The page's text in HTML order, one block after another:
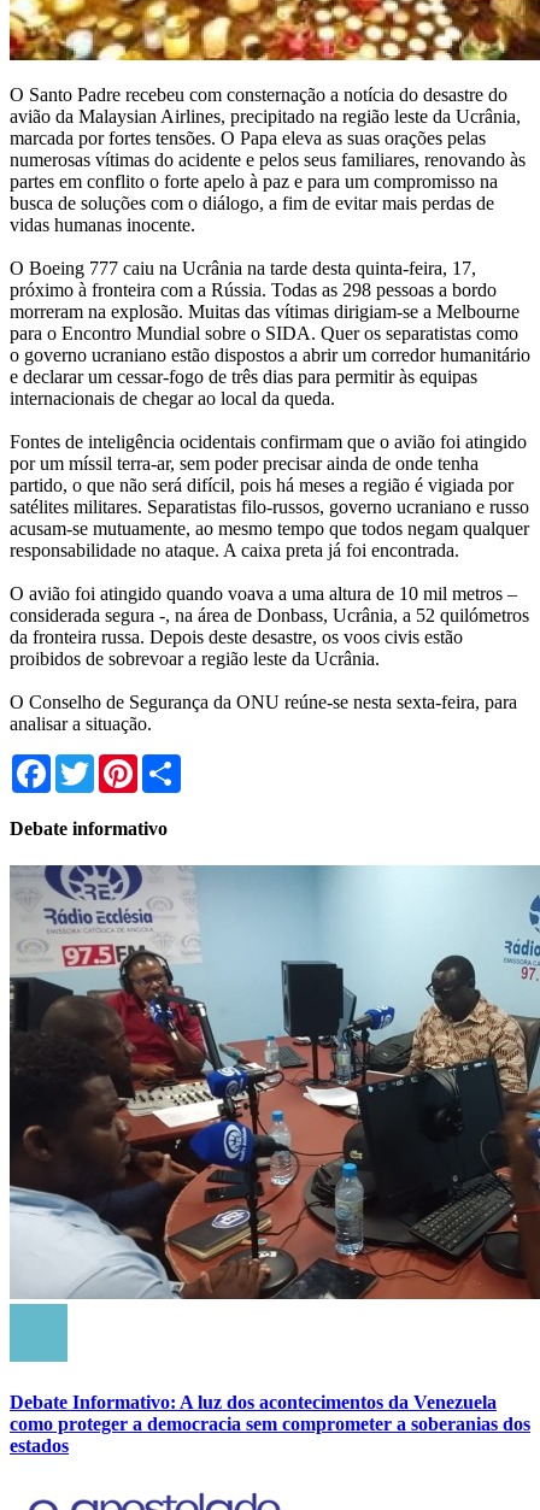
O Santo Padre recebeu com consternação a notícia do desastre do
avião da Malaysian Airlines, precipitado na região leste da Ucrânia,
marcada por fortes tensões. O Papa eleva as suas orações pelas
numerosas vítimas do acidente e pelos seus familiares, renovando às
partes em conflito o forte apelo à paz e para um compromisso na
busca de soluções com o diálogo, a fim de evitar mais perdas de
vidas humanas inocente.
O Boeing 777 caiu na Ucrânia na tarde desta quinta-feira, 17,
próximo à fronteira com a Rússia. Todas as 298 pessoas a bordo
morreram na explosão. Muitas das vítimas dirigiam-se a Melbourne
para o Encontro Mundial sobre o SIDA. Quer os separatistas como
o governo ucraniano estão dispostos a abrir um corredor humanitário
e declarar um cessar-fogo de três dias para permitir às equipas
internacionais de chegar ao local da queda.
Fontes de inteligência ocidentais confirmam que o avião foi atingido
por um míssil terra-ar, sem poder precisar ainda de onde tenha
partido, o que não será difícil, pois há meses a região é vigiada por
satélites militares. Separatistas filo-russos, governo ucraniano e russo
acusam-se mutuamente, ao mesmo tempo que todos negam qualquer
responsabilidade no ataque. A caixa preta já foi encontrada.
O avião foi atingido quando voava a uma altura de 10 mil metros –
considerada segura -, na área de Donbass, Ucrânia, a 52 quilómetros
da fronteira russa. Depois deste desastre, os voos civis estão
proibidos de sobrevoar a região leste da Ucrânia.
O Conselho de Segurança da ONU reúne-se nesta sexta-feira, para
analisar a situação.
Facebook
TwitterPinterest
Debate informativo
Debate Informativo: A luz dos acontecimentos da Venezuela
como proteger a democracia sem comprometer a soberanias dos
estados